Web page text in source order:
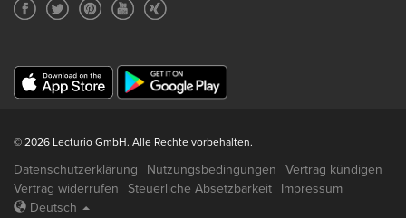
© 2026 Lecturio GmbH. Alle Rechte vorbehalten.
Datenschutzerklärung Nutzungsbedingungen
Vertrag kündigen
Vertrag widerrufen
Steuerliche Absetzbarkeit
Impressum
Deutsch